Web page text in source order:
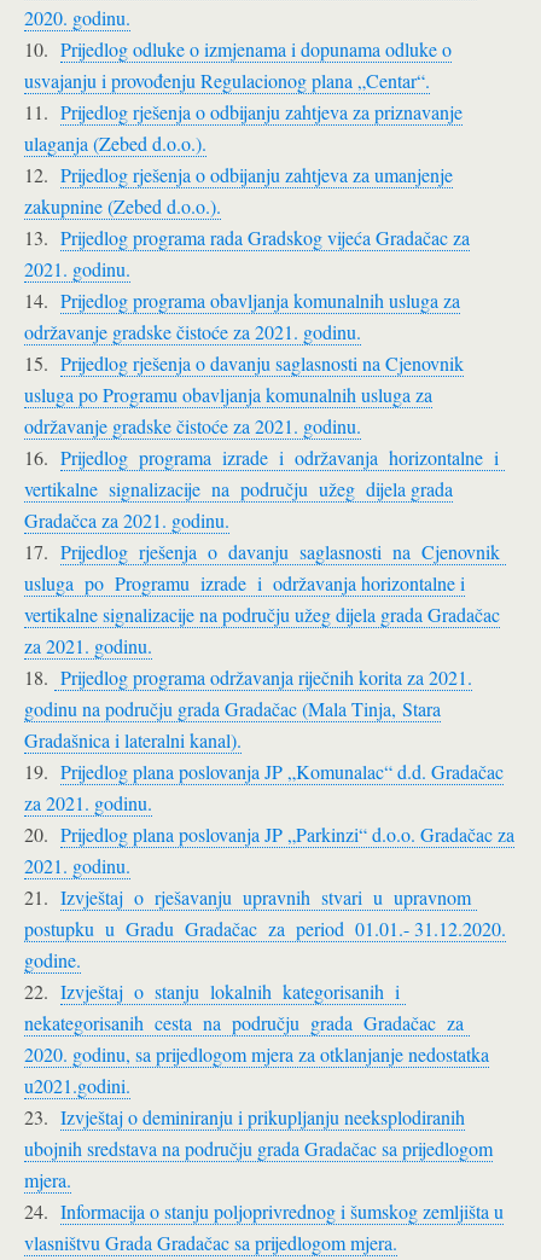
2020. godinu.
10. Prijedlog odluke o izmjenama i dopunama odluke o
usvajanju i provođenju Regulacionog plana „Centar“.
11. Prijedlog rješenja o odbijanju zahtjeva za priznavanje
ulaganja (Zebed d.o.o.).
12. Prijedlog rješenja o odbijanju zahtjeva za umanjenje
zakupnine (Zebed d.o.o.).
13. Prijedlog programa rada Gradskog vijeća Gradačac za
2021. godinu.
14. Prijedlog programa obavljanja komunalnih usluga za
održavanje gradske čistoće za 2021. godinu.
15. Prijedlog rješenja o davanju saglasnosti na Cjenovnik
usluga po Programu obavljanja komunalnih usluga za
održavanje gradske čistoće za 2021. godinu.
16. Prijedlog programa izrade i održavanja horizontalne i
vertikalne signalizacije na području užeg dijela grada
Gradačca za 2021. godinu.
17. Prijedlog rješenja o davanju saglasnosti na Cjenovnik
usluga po Programu izrade i održavanja horizontalne i
vertikalne signalizacije na području užeg dijela grada Gradačac
za 2021. godinu.
18. Prijedlog programa održavanja riječnih korita za 2021.
godinu na području grada Gradačac (Mala Tinja, Stara
Gradašnica i lateralni kanal).
19. Prijedlog plana poslovanja JP „Komunalac“ d.d. Gradačac
za 2021. godinu.
20. Prijedlog plana poslovanja JP „Parkinzi“ d.o.o. Gradačac za
2021. godinu.
21. Izvještaj o rješavanju upravnih stvari u upravnom
postupku u Gradu Gradačac za period 01.01.- 31.12.2020.
godine.
22. Izvještaj o stanju lokalnih kategorisanih i
nekategorisanih cesta na području grada Gradačac za
2020. godinu, sa prijedlogom mjera za otklanjanje nedostatka
u2021.godini.
23. Izvještaj o deminiranju i prikupljanju neeksplodiranih
ubojnih sredstava na području grada Gradačac sa prijedlogom
mjera.
24. Informacija o stanju poljoprivrednog i šumskog zemljišta u
vlasništvu Grada Gradačac sa prijedlogom mjera.